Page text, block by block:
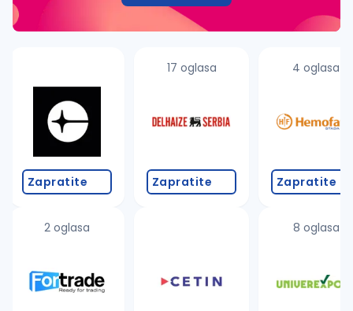
Zapratite
2 oglasa
17 oglasa
Zapratite
4 oglasa
Zapratite
8 oglasa